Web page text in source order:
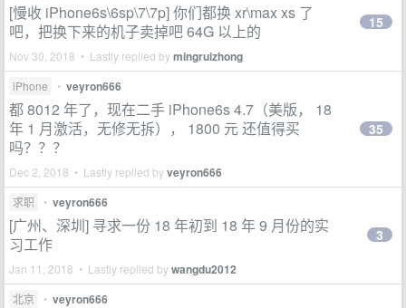
[慢收 iPhone6s\6sp\7\7p] 你们都换 xr\max xs 了
吧，把换下来的机子卖掉吧 64G 以上的
Nov 30, 2018 • Lastly replied bymingruizhong
15
iPhone • veyron666
都 8012 年了，现在二手 iPhone6s 4.7（美版， 18
年 1 月激活，无修无拆）， 1800 元 还值得买
吗？？？
Dec 2, 2018 • Lastly replied byveyron666
35
求职 • veyron666
[广州、深圳] 寻求一份 18 年初到 18 年 9 月份的实
习工作
Jan 11, 2018 • Lastly replied bywangdu2012
3
北京 • veyron666